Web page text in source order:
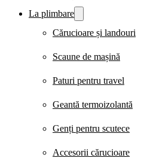
La plimbare
Cărucioare și landouri
Scaune de mașină
Paturi pentru travel
Geantă termoizolantă
Genți pentru scutece
Accesorii cărucioare